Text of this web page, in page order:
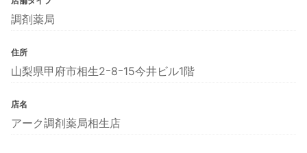
調剤薬局
住所
山梨県甲府市相生2ｰ8ｰ15今井ビル1階
店名
アーク調剤薬局相生店